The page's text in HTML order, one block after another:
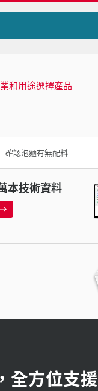
和用途選擇產品
確認泡麵有無配料
本技術資料
全方位支援